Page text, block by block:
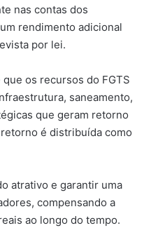
nas contas dos
rendimento adicional
por lei.
os recursos do FGTS
saneamento,
que geram retorno
é distribuída como
atrativo e garantir uma
compensando a
ao longo do tempo.